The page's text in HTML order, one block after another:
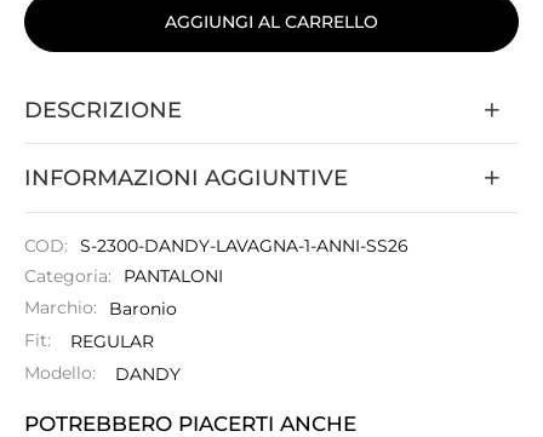
AGGIUNGI AL CARRELLO
DESCRIZIONE
INFORMAZIONI AGGIUNTIVE
Fit:
REGULAR
Modello:
DANDY
COD:
S-2300-DANDY-LAVAGNA-1-ANNI-SS26
Categoria:
PANTALONI
Marchio:
Baronio
POTREBBERO PIACERTI ANCHE